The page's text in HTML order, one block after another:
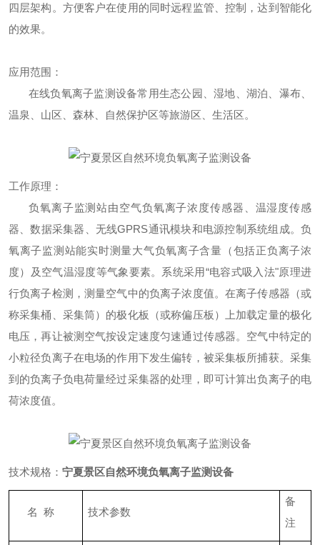
四层架构。方便客户在使用的同时远程监管、控制，达到智能化
的效果。
应用范围：
在线负氧离子监测设备常用生态公园、湿地、湖泊、瀑布、
温泉、山区、森林、自然保护区等旅游区、生活区。
工作原理：
负氧离子监测站由空气负氧离子浓度传感器、温湿度传感
器、数据采集器、无线GPRS通讯模块和电源控制系统组成。负
氧离子监测站能实时测量大气负氧离子含量（包括正负离子浓
度）及空气温湿度等气象要素。系统采用“电容式吸入法"原理进
行负离子检测，测量空气中的负离子浓度值。在离子传感器（或
称采集桶、采集筒）的极化板（或称偏压板）上加载定量的极化
电压，再让被测空气按设定速度匀速通过传感器。空气中特定的
小粒径负离子在电场的作用下发生偏转，被采集板所捕获。采集
到的负离子负电荷量经过采集器的处理，即可计算出负离子的电
荷浓度值。
技术规格： 宁夏景区自然环境负氧离子监测设备
名 称 技术参数
备
注